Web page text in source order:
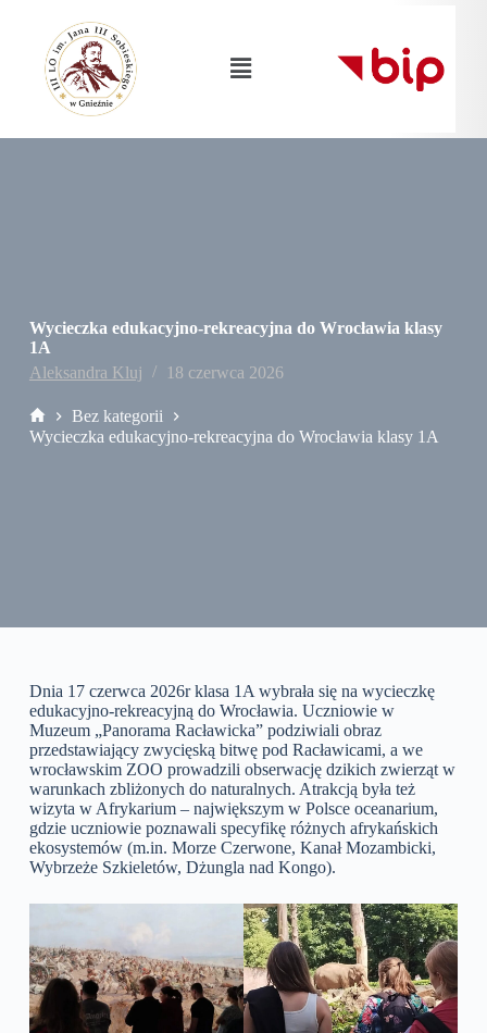
Wycieczka edukacyjno-rekreacyjna do Wrocławia klasy
1A
Aleksandra Kluj
18 czerwca 2026
Bez kategorii
Wycieczka edukacyjno-rekreacyjna do Wrocławia klasy 1A
Dnia 17 czerwca 2026r klasa 1A wybrała się na wycieczkę
edukacyjno-rekreacyjną do Wrocławia. Uczniowie w
Muzeum „Panorama Racławicka” podziwiali obraz
przedstawiający zwycięską bitwę pod Racławicami, a we
wrocławskim ZOO prowadzili obserwację dzikich zwierząt w
warunkach zbliżonych do naturalnych. Atrakcją była też
wizyta w Afrykarium – największym w Polsce oceanarium,
gdzie uczniowie poznawali specyfikę różnych afrykańskich
ekosystemów (m.in. Morze Czerwone, Kanał Mozambicki,
Wybrzeże Szkieletów, Dżungla nad Kongo).